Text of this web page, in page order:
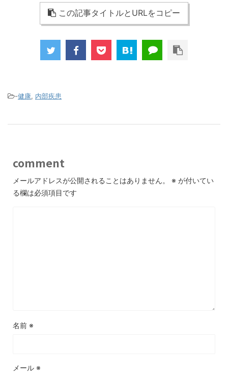
この記事タイトルとURLをコピー
-健康, 内部疾患
comment
メールアドレスが公開されることはありません。 ※ が付いてい
る欄は必須項目です
名前 ※
メール ※